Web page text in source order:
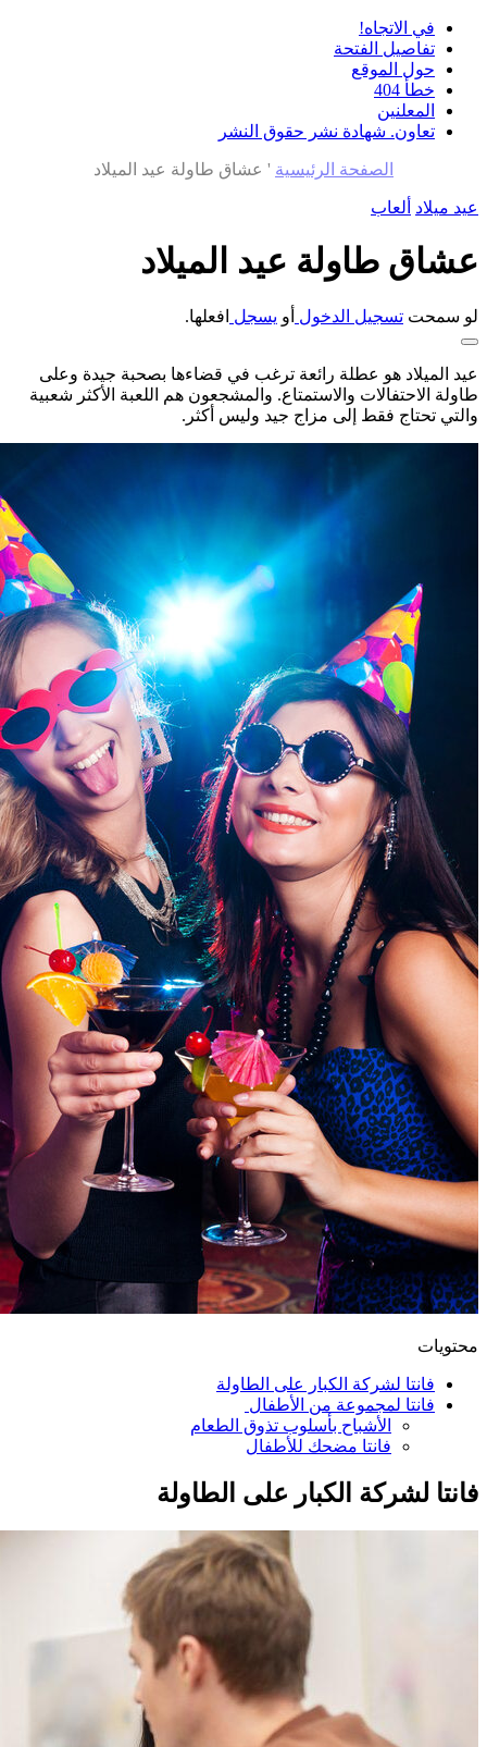
في الاتجاه!
تفاصيل الفتحة
حول الموقع
خطأ 404
المعلنين
تعاون. شهادة نشر حقوق النشر
الصفحة الرئيسية ' عشاق طاولة عيد الميلاد
عيد ميلاد ألعاب
عشاق طاولة عيد الميلاد
لو سمحت تسجيل الدخول أو يسجل افعلها.
عيد الميلاد هو عطلة رائعة ترغب في قضاءها بصحبة جيدة وعلى
طاولة الاحتفالات والاستمتاع. والمشجعون هم اللعبة الأكثر شعبية
والتي تحتاج فقط إلى مزاج جيد وليس أكثر.
محتويات
فانتا لشركة الكبار على الطاولة
فانتا لمجموعة من الأطفال
الأشباح بأسلوب تذوق الطعام
فانتا مضحك للأطفال
فانتا لشركة الكبار على الطاولة